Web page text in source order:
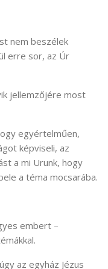
nem beszélek
erre sor, az Úr
jellemzőjére most
egyértelműen,
képviseli, az
a mi Urunk, hogy
a téma mocsarába.
embert –
az egyház Jézus